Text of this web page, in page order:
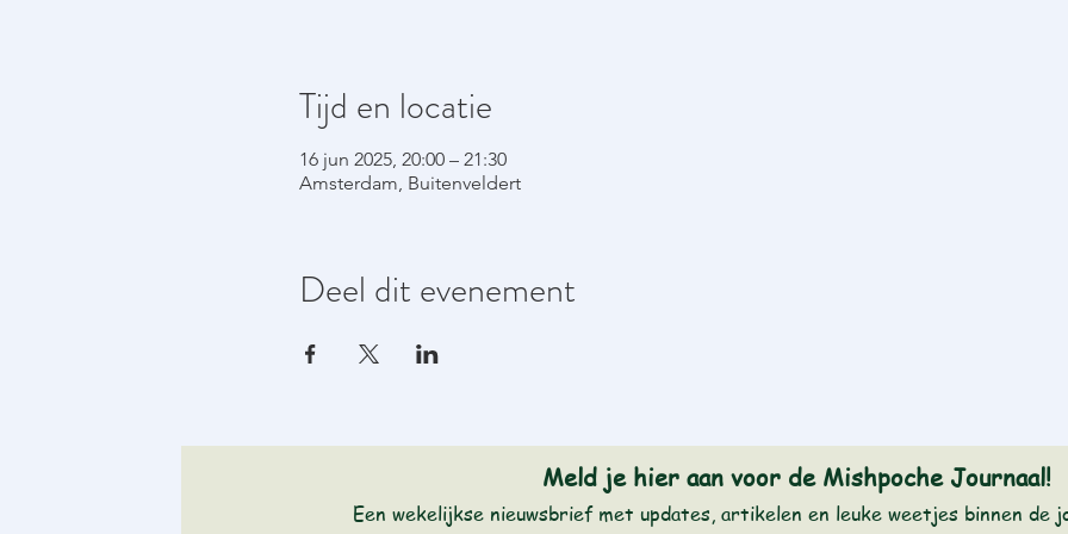
Tijd en locatie
16 jun 2025, 20:00 – 21:30
Amsterdam, Buitenveldert
Deel dit evenement
Meld je hier aan voor de Mishpoche Journaal!
Een wekelijkse nieuwsbrief met updates, artikelen en leuke weetjes binnen de